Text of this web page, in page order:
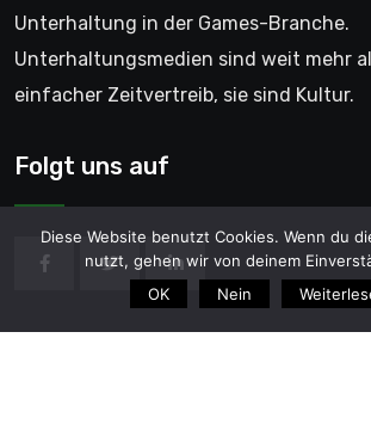
Unterhaltung in der Games-Branche.
Unterhaltungsmedien sind weit mehr
einfacher Zeitvertreib, sie sind Kultur.
Folgt uns auf
Diese Website benutzt Cookies. Wenn du
nutzt, gehen wir von deinem
OK
Nein